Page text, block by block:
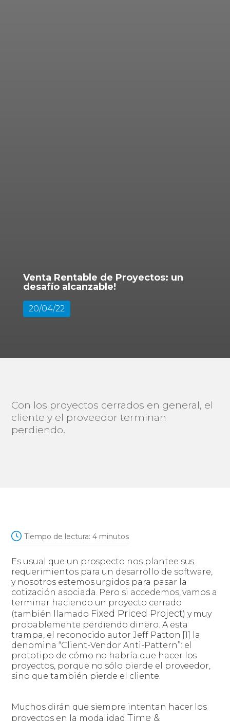
Venta Rentable de Proyectos: un
desafío alcanzable!
20/04/22
Con los proyectos cerrados en general, el
cliente y el proveedor terminan
perdiendo.
Tiempo de lectura: 4 minutos
Es usual que un prospecto nos plantee sus
requerimientos para un desarrollo de software,
y nosotros estemos urgidos para pasar la
cotización asociada. Pero si accedemos, vamos a
terminar haciendo un proyecto cerrado
(también llamado Fixed Priced Project) y muy
probablemente perdiendo dinero. A esta
trampa, el reconocido autor Jeff Patton [1] la
denomina “Client-Vendor Anti-Pattern”: el
prototipo de cómo no habría que hacer los
proyectos, porque no sólo pierde el proveedor,
sino que también pierde el cliente.
Muchos dirán que siempre intentan hacer los
proyectos en la modalidadTime &